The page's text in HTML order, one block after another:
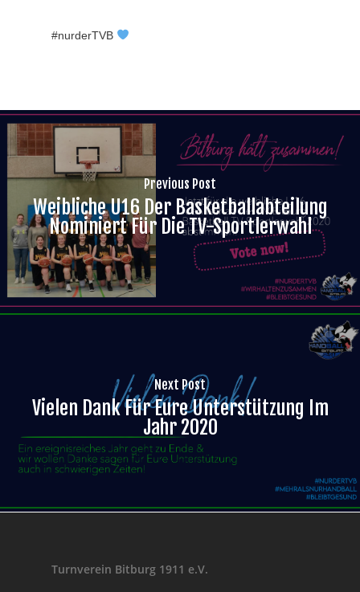
#nurderTVB
Previous Post
Weibliche U16 Der Basketballabteilung
Nominiert Für Die TV-Sportlerwahl
Next Post
Vielen Dank Für Eure Unterstützung Im
Jahr 2020
Turnverein Bitburg 1911 e.V.